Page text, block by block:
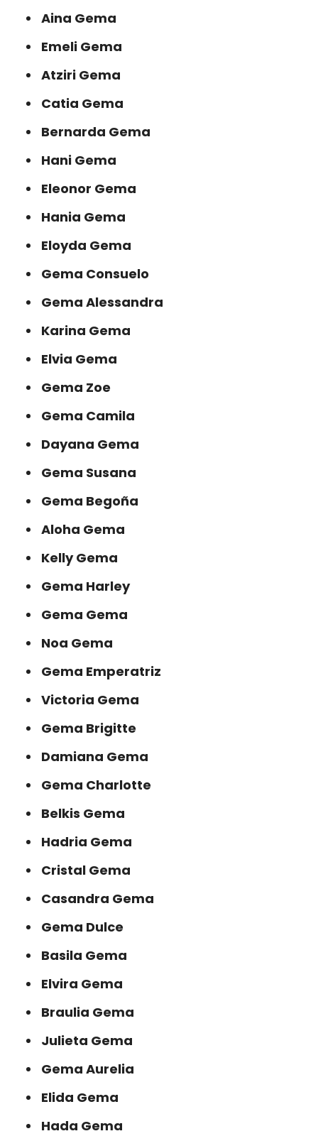
Aina Gema
Emeli Gema
Atziri Gema
Catia Gema
Bernarda Gema
Hani Gema
Eleonor Gema
Hania Gema
Eloyda Gema
Gema Consuelo
Gema Alessandra
Karina Gema
Elvia Gema
Gema Zoe
Gema Camila
Dayana Gema
Gema Susana
Gema Begoña
Aloha Gema
Kelly Gema
Gema Harley
Gema Gema
Noa Gema
Gema Emperatriz
Victoria Gema
Gema Brigitte
Damiana Gema
Gema Charlotte
Belkis Gema
Hadria Gema
Cristal Gema
Casandra Gema
Gema Dulce
Basila Gema
Elvira Gema
Braulia Gema
Julieta Gema
Gema Aurelia
Elida Gema
Hada Gema